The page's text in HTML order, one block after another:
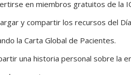
en miembros gratuitos de la
y compartir los recursos del
la Carta Global de Pacientes.
una historia personal sobre la